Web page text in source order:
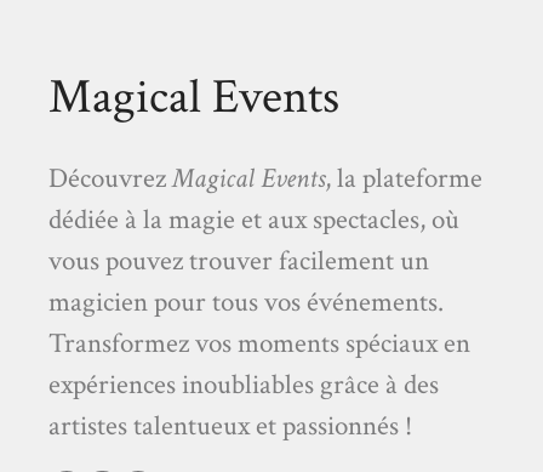
Magical Events
DécouvrezMagical Events, la plateforme
dédiée à la magie et aux spectacles, où
vous pouvez trouver facilement un
magicien pour tous vos événements.
Transformez vos moments spéciaux en
expériences inoubliables grâce à des
artistes talentueux et passionnés !